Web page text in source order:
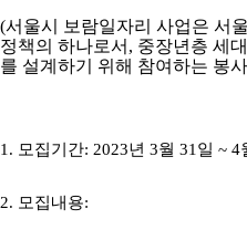
(서울시 보람일자리 사업은 서
정책의 하나로서 , 중장년층 세
를 설계하기 위해 참여하는 봉
1. 모집기간: 2023년 3월 31 일 ~ 4
2. 모집내용: